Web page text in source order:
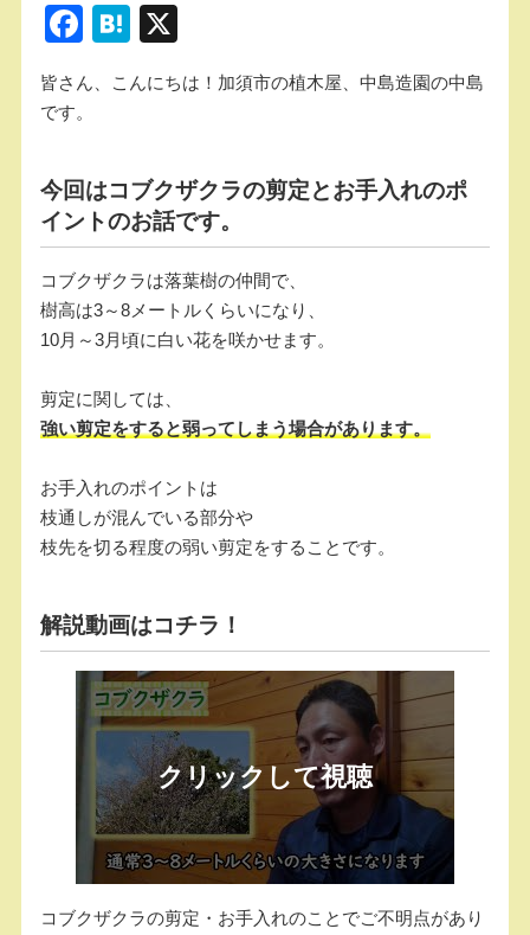
F
c
b
o
o
k
H
e
a
皆さん、こんにちは！加須市の植木屋、中島造園の中島
です。
今回はコブクザクラの剪定とお手入れのポ
イントのお話です。
コブクザクラは落葉樹の仲間で、
樹高は3～8メートルくらいになり、
10月～3月頃に白い花を咲かせます。
剪定に関しては、
強い剪定をすると弱ってしまう場合があります。
お手入れのポイントは
枝通しが混んでいる部分や
枝先を切る程度の弱い剪定をすることです。
解説動画はコチラ！
コブクザクラの剪定・お手入れのことでご不明点があり